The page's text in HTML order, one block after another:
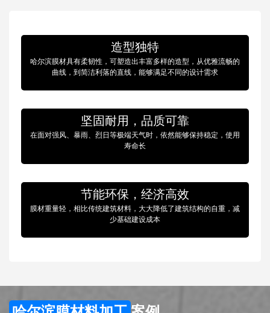
造型独特
哈尔滨膜材具有柔韧性，可塑造出丰富多样的造型，从优雅流畅的
曲线，到简洁利落的直线，能够满足不同的设计需求
坚固耐用，品质可靠
在面对强风、暴雨、烈日等极端天气时，依然能够保持稳定，使用
寿命长
节能环保，经济高效
膜材重量轻，相比传统建筑材料，大大降低了建筑结构的自重，减
少基础建设成本